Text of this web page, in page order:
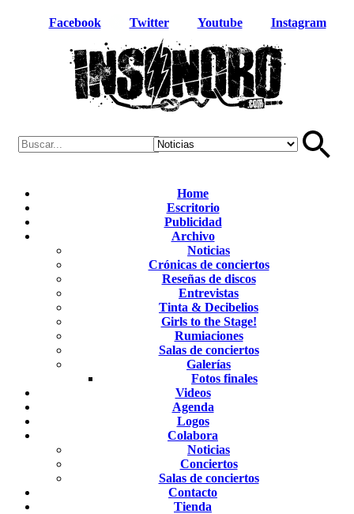
Facebook Twitter Youtube Instagram
Home
Escritorio
Publicidad
Archivo
Noticias
Crónicas de conciertos
Reseñas de discos
Entrevistas
Tinta & Decibelios
Girls to the Stage!
Rumiaciones
Salas de conciertos
Galerías
Fotos finales
Videos
Agenda
Logos
Colabora
Noticias
Conciertos
Salas de conciertos
Contacto
Tienda